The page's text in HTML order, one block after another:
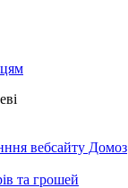
вебсайту Домоз
та грошей